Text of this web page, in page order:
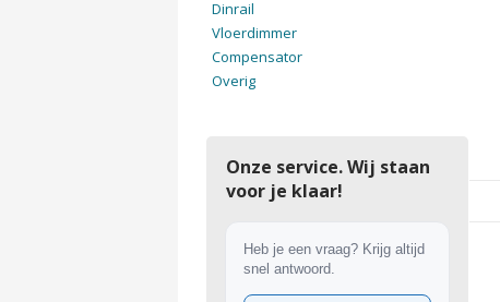
Dinrail
Vloerdimmer
Compensator
Overig
Onze service. Wij staan
voor je klaar!
Heb je een vraag? Krijg altijd
snel antwoord.